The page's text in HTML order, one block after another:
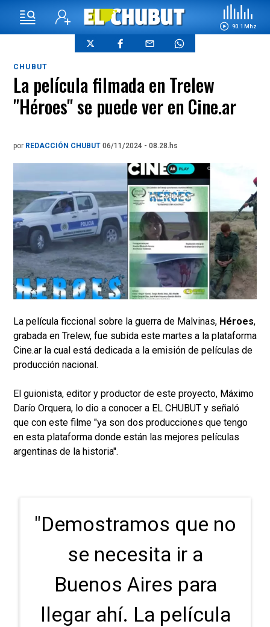
90.1 Mhz
CHUBUT
La película filmada en Trelew
"Héroes" se puede ver en Cine.ar
por REDACCIÓN CHUBUT 06/11/2024 - 08.28.hs
La película ficcional sobre la guerra de Malvinas, Héroes,
grabada en Trelew, fue subida este martes a la plataforma
Cine.ar la cual está dedicada a la emisión de películas de
producción nacional.
El guionista, editor y productor de este proyecto, Máximo
Darío Orquera, lo dio a conocer a EL CHUBUT y señaló
que con este filme "ya son dos producciones que tengo
en esta plataforma donde están las mejores películas
argentinas de la historia".
"Demostramos que no
se necesita ir a
Buenos Aires para
llegar ahí. La película